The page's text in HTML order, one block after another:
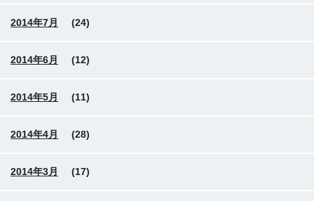
2014年7月 (24)
2014年6月 (12)
2014年5月 (11)
2014年4月 (28)
2014年3月 (17)